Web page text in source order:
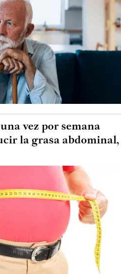
vez por semana
la grasa abdominal,